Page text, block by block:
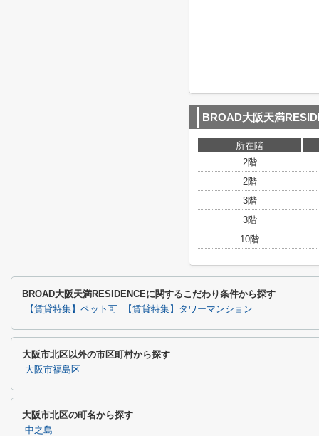
BROAD大阪天満
所在階
2階
2階
3階
3階
10階
BROAD大阪天満RESIDENCEに関するこだわり条件から探す
【賃貸特集】ペット可 【賃貸特集】タワーマンション
大阪市北区以外の市区町村から探す
大阪市福島区
大阪市北区の町名から探す
中之島